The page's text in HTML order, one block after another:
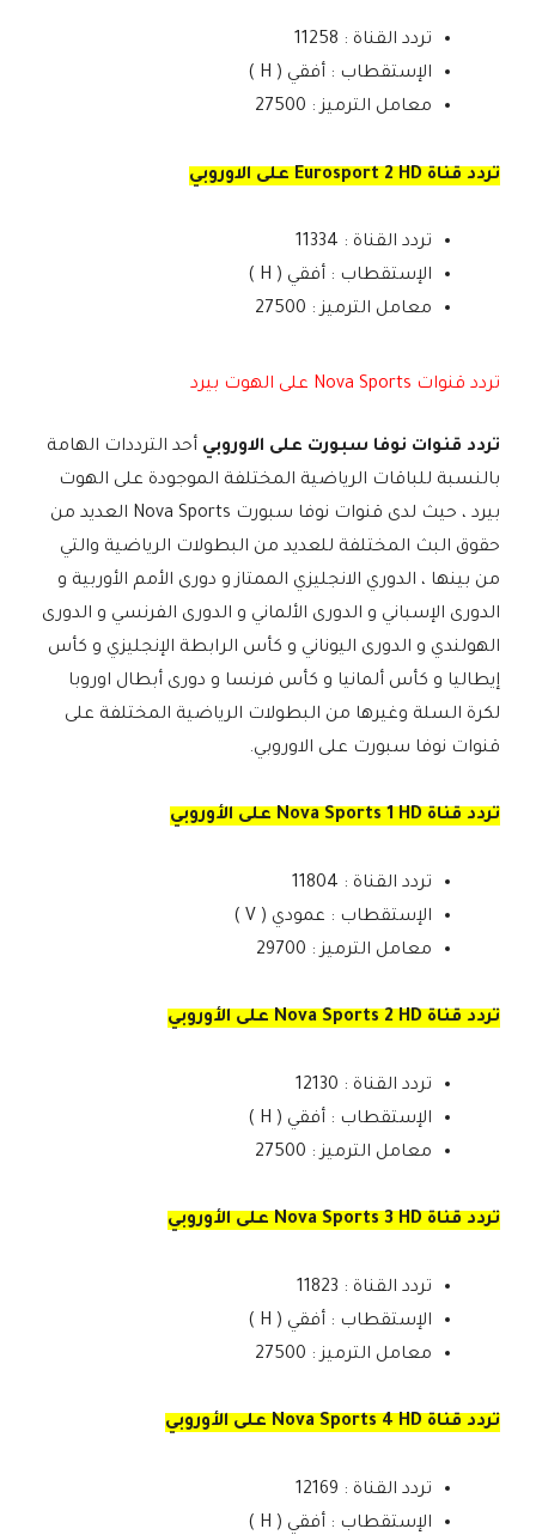
تردد القناة : 11258
الإستقطاب : أفقي ( H )
معامل الترميز : 27500
تردد قناة Eurosport 2 HD على الاوروبي
تردد القناة : 11334
الإستقطاب : أفقي ( H )
معامل الترميز : 27500
تردد قنوات Nova Sports على الهوت بيرد
تردد قنوات نوفا سبورت على الاوروبي أحد الترددات الهامة
بالنسبة للباقات الرياضية المختلفة الموجودة على الهوت
بيرد ، حيث لدى قنوات نوفا سبورت Nova Sports العديد من
حقوق البث المختلفة للعديد من البطولات الرياضية والتي
من بينها ، الدوري الانجليزي الممتاز و دورى الأمم الأوربية و
الدورى الإسباني و الدورى الألماني و الدورى الفرنسي و الدورى
الهولندي و الدورى اليوناني و كأس الرابطة الإنجليزي و كأس
إيطاليا و كأس ألمانيا و كأس فرنسا و دورى أبطال اوروبا
لكرة السلة وغيرها من البطولات الرياضية المختلفة على
قنوات نوفا سبورت على الاوروبي.
تردد قناة Nova Sports 1 HD على الأوروبي
تردد القناة : 11804
الإستقطاب : عمودي ( V )
معامل الترميز : 29700
تردد قناة Nova Sports 2 HD على الأوروبي
تردد القناة : 12130
الإستقطاب : أفقي ( H )
معامل الترميز : 27500
تردد قناة Nova Sports 3 HD على الأوروبي
تردد القناة : 11823
الإستقطاب : أفقي ( H )
معامل الترميز : 27500
تردد قناة Nova Sports 4 HD على الأوروبي
تردد القناة : 12169
الإستقطاب : أفقي ( H )